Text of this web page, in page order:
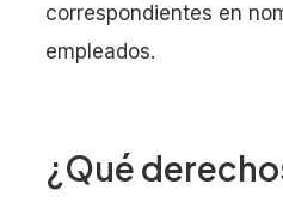
correspondientes en
empleados.
¿Qué